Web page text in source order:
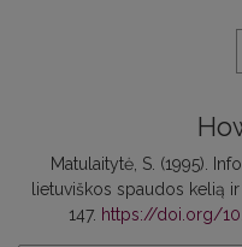
Matulaitytė, S. (1995).
lietuviškos spaudos kelią
147. https://doi.org/